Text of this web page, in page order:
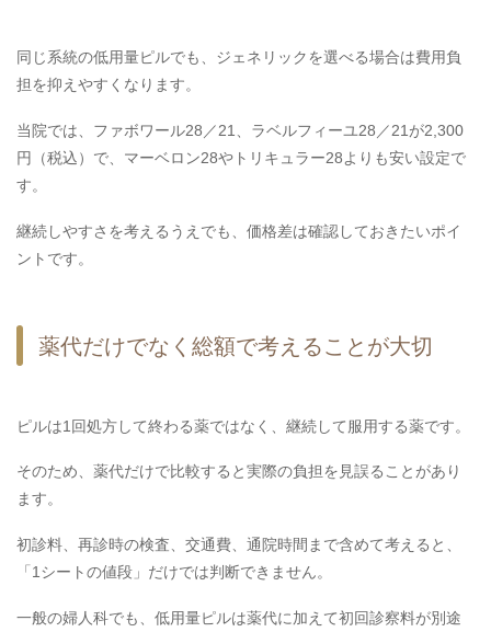
同じ系統の低用量ピルでも、ジェネリックを選べる場合は費用負
担を抑えやすくなります。
当院では、ファボワール28／21、ラベルフィーユ28／21が2,300
円（税込）で、マーベロン28やトリキュラー28よりも安い設定で
す。
継続しやすさを考えるうえでも、価格差は確認しておきたいポイ
ントです。
薬代だけでなく総額で考えることが大切
ピルは1回処方して終わる薬ではなく、継続して服用する薬です。
そのため、薬代だけで比較すると実際の負担を見誤ることがあり
ます。
初診料、再診時の検査、交通費、通院時間まで含めて考えると、
「1シートの値段」だけでは判断できません。
一般の婦人科でも、低用量ピルは薬代に加えて初回診察料が別途